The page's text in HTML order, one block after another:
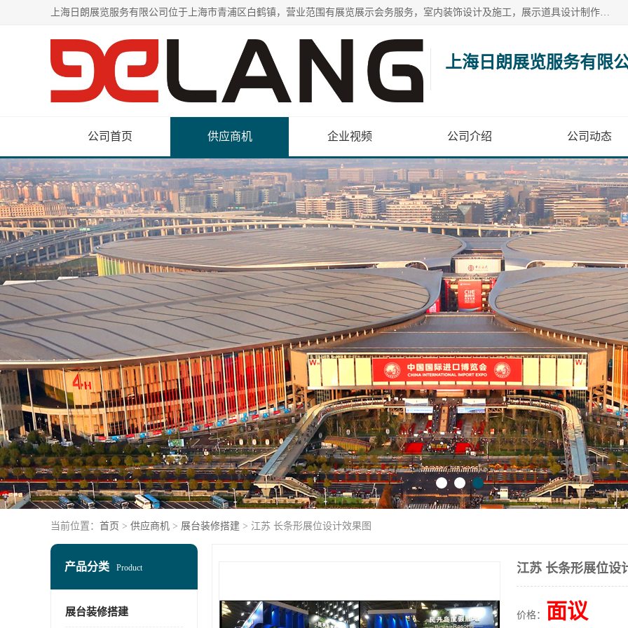
上海日朗展览服务有限公司位于上海市青浦区白鹤镇，营业范围有展览展示会务服务，室内装饰设计及施工，展示道具设计制作，舞台设计，图文设计，灯箱制作，园林绿化工程，广告装潢材料，建筑材料，办公用品，工艺礼品日用百货销售。
上海日朗展览服务有限
公司首页 供应商机 企业视频 公司介绍 公司动态
当前位置： 首页 > 供应商机 > 展台装修搭建 > 江苏 长条形展位设计效果图
产品分类 Product
展台装修搭建
江苏 长条形展位设
价格： 面议